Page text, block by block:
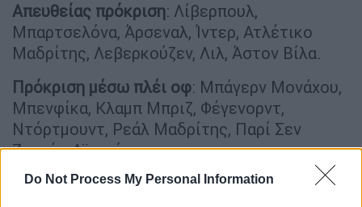
Do Not Process My Personal Information
Απευθείας πρόκριση: Λίβερπουλ,
Μπαρτσελόνα, Άρσεναλ, Ίντερ, Ατλέτικο
Μαδρίτης, Λεβερκούζεν, Λιλ, Άστον Βίλα.
Πρόκριση μέσω πλέι οφ: Μπάγερν Μονάχου,
Μπενφίκα, Κλαμπ Μπριζ, Φέγενορντ,
Ντόρτμουντ, Ρεάλ Μαδρίτης, Παρί Σεν
Ζερμέν, Αϊντχόφεν.
Τα πιθανά ζευγαρώματα (4/5 & 11/12